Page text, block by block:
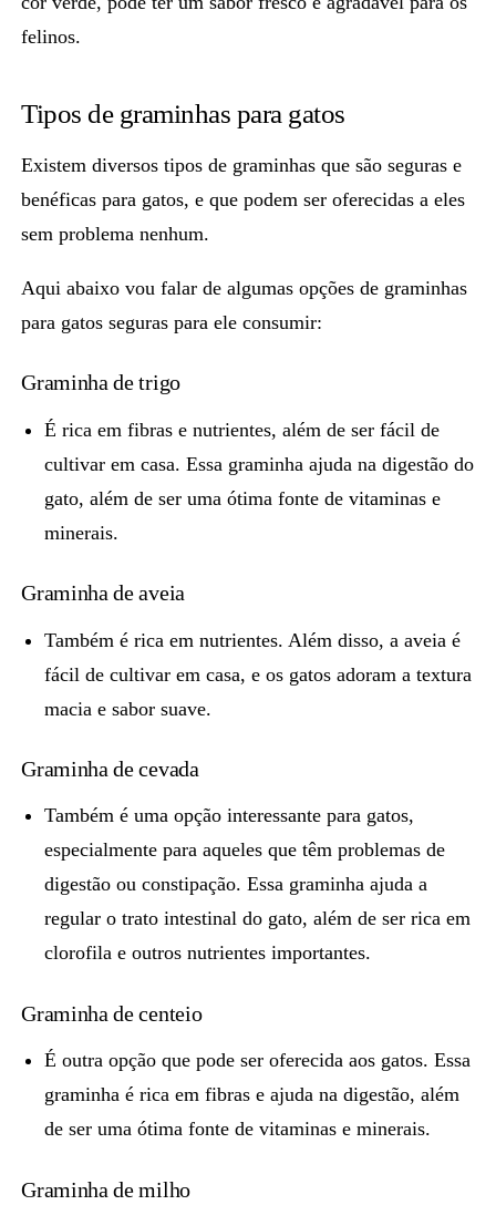
felinos.
Tipos de graminhas para gatos
Existem diversos tipos de graminhas que sãoseguras e
benéficas para gatos, e que podem ser oferecidas a eles
sem problema nenhum.
Aqui abaixo vou falar de algumas opções de graminhas
para gatos seguras para ele consumir:
Graminha de trigo
É rica em fibras e nutrientes, além de ser fácil de
cultivar em casa. Essa graminha ajuda na digestão do
gato, além de ser uma ótima fonte de vitaminas e
minerais.
Graminha de aveia
Também é rica em nutrientes. Além disso,a aveia é
fácil de cultivar em casa, e os gatos adoram a textura
macia e sabor suave.
Graminha de cevada
Também é uma opção interessante para gatos,
especialmente para aqueles que têm problemas de
digestão ou constipação.Essa graminha ajuda a
regular o trato intestinal do gato, além de ser rica em
clorofila e outros nutrientes importantes.
Graminha de centeio
É outra opção que pode ser oferecida aos gatos. Essa
graminha é rica em fibras e ajuda na digestão, além
de ser uma ótima fonte de vitaminas e minerais.
Graminha de milho